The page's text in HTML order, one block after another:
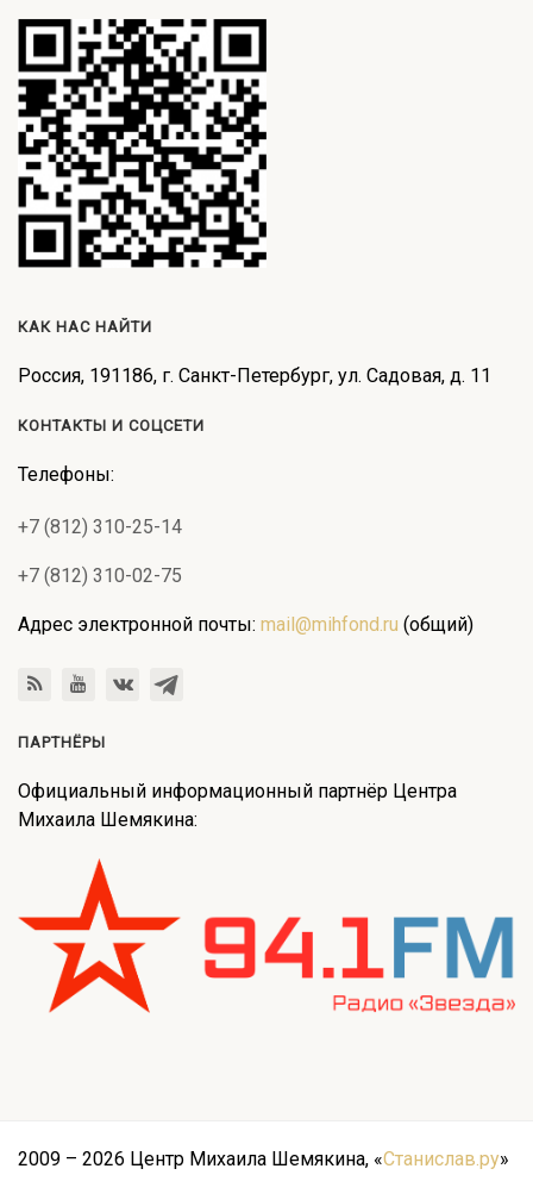
КАК НАС НАЙТИ
Россия, 191186, г. Санкт-Петербург, ул. Садовая, д. 11
КОНТАКТЫ И СОЦСЕТИ
Телефоны:
+7 (812) 310-25-14
+7 (812) 310-02-75
Адрес электронной почты: mail@mihfond.ru (общий)
ПАРТНЁРЫ
Официальный информационный партнёр Центра
Михаила Шемякина:
2009 – 2026 Центр Михаила Шемякина, «Станислав.ру»